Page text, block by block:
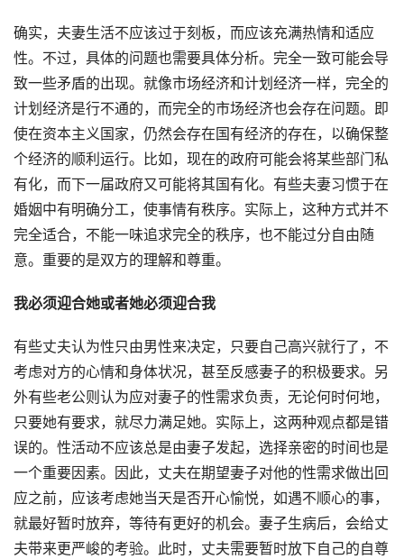
确实，夫妻生活不应该过于刻板，而应该充满热情和适应
性。不过，具体的问题也需要具体分析。完全一致可能会导
致一些矛盾的出现。就像市场经济和计划经济一样，完全的
计划经济是行不通的，而完全的市场经济也会存在问题。即
使在资本主义国家，仍然会存在国有经济的存在，以确保整
个经济的顺利运行。比如，现在的政府可能会将某些部门私
有化，而下一届政府又可能将其国有化。有些夫妻习惯于在
婚姻中有明确分工，使事情有秩序。实际上，这种方式并不
完全适合，不能一味追求完全的秩序，也不能过分自由随
意。重要的是双方的理解和尊重。
我必须迎合她或者她必须迎合我
有些丈夫认为性只由男性来决定，只要自己高兴就行了，不
考虑对方的心情和身体状况，甚至反感妻子的积极要求。另
外有些老公则认为应对妻子的性需求负责，无论何时何地，
只要她有要求，就尽力满足她。实际上，这两种观点都是错
误的。性活动不应该总是由妻子发起，选择亲密的时间也是
一个重要因素。因此，丈夫在期望妻子对他的性需求做出回
应之前，应该考虑她当天是否开心愉悦，如遇不顺心的事，
就最好暂时放弃，等待有更好的机会。妻子生病后，会给丈
夫带来更严峻的考验。此时，丈夫需要暂时放下自己的自尊